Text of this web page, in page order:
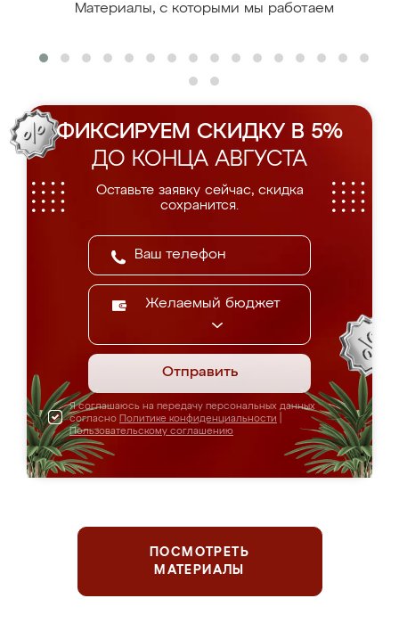
Материалы, с которыми мы работаем
ФИКСИРУЕМ СКИДКУ В 5%
ДО КОНЦА АВГУСТА
Оставьте заявку сейчас, скидка
сохранится.
Желаемый бюджет
Отправить
Я соглашаюсь на передачу персональных данных
согласно Политике конфиденциальности
Пользовательскому соглашению
ПОСМОТРЕТЬ
МАТЕРИАЛЫ